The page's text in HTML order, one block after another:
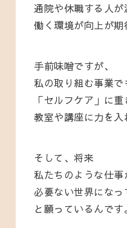
通院や休職する人が
働く環境が向上が期
手前味噌ですが、
私の取り組む事業で
「セルフケア」に重
教室や講座に力を入
そして、将来
私たちのような仕事
必要ない世界になっ
と願っているんです。